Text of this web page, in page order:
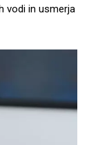
vodi in usmerja